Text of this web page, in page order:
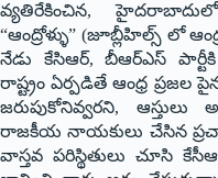
వ్యతిరేకించిన,
“ఆంద్రోళ్ళు” (జూబ్లీహిల్స్ లో
నేడు కేసిఆర్, బీఆర్ఎస్
రాష్ట్రం ఏర్పడితే ఆంధ్ర
జరుపుకోనివ్వరని, ఆస్తులు
రాజకీయ నాయకులు చేసిన
వాస్తవ పరిస్థితులు చూసి